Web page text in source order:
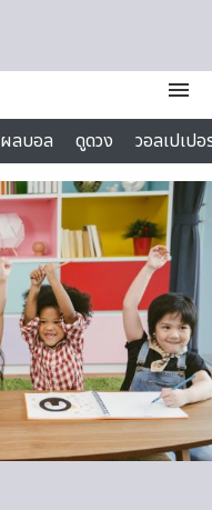
menu
ผลบอล ดูดวง
วอลเปเป